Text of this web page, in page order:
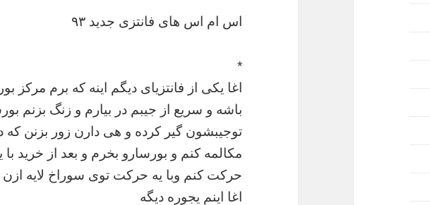
اس ام اس های فانتزی جدید ۹۳
*
اغا یکی از فانتزیای دیگم اینه که برم
توجیبشون گیر کرده و هی دارن زور بزنن که
مکالمه کنم و بورسارو بخرم و بعد از خرید
حرکت کنم وبا یه حرکت توی سوراخ لایه ازن
اغا اینم یجوره دیگه